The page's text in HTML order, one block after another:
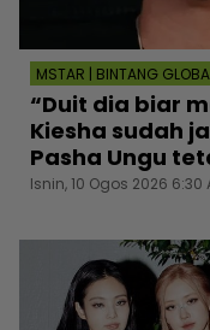
MSTAR | BINTANG
“Duit dia biar
Kiesha sudah
Pasha Ungu
Isnin, 10 Ogos 2026 6:30